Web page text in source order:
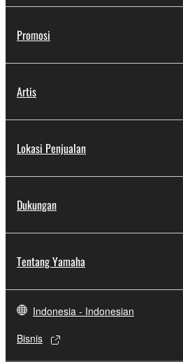
Promosi
Artis
Lokasi Penjualan
Dukungan
Tentang Yamaha
Indonesia - Indonesian
Bisnis